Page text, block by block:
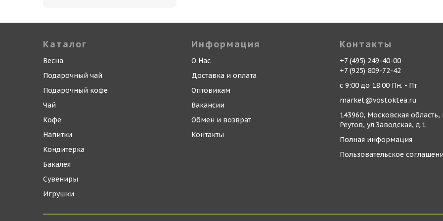
Каталог
Весна
Подарочный чай
Подарочный кофе
Чай
Кофе
Напитки
Кондитерка
Бакалея
Сувениры
Игрушки
Информация
О Нас
Доставка и оплата
Оптовикам
Вакансии
Обмен и возврат
Контакты
Контакты
+7 (495) 249-40-00
+7 (925) 809-72-42
с 9:00 до 18:00 Пн. - Пт
market@vostoktea.ru
143960, Московская область,
Реутов, ул.Заводская, д.1
Полная информация
Пользовательское